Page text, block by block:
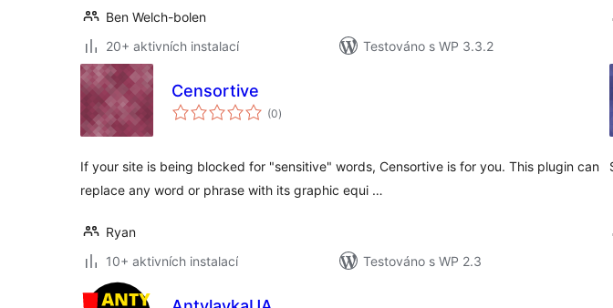
Ben Welch-bolen
20+ aktivních instalací
Testováno s WP 3.3.2
Censortive
(0celkové
hodnocení
)
If your site is being blocked for "sensitive" words, Censortive is for you. This plugin can
replace any word or phrase with its graphic equi …
Ryan
10+ aktivních instalací
Testováno s WP 2.3